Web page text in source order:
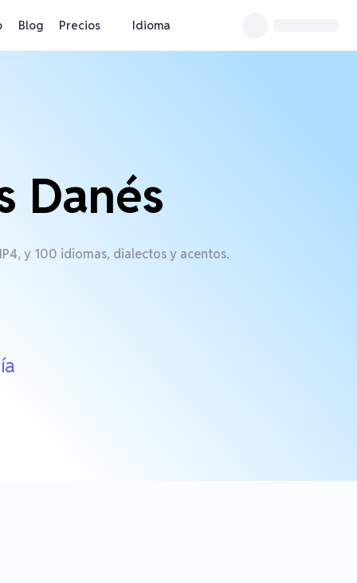
Blog Precios Idioma
Danés
y 100 idiomas, dialectos y acentos.